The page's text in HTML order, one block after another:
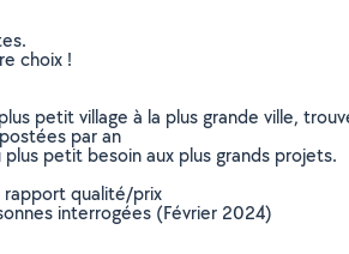
choix !
petit village à la plus grande ville,
par an
petit besoin aux plus grands projets.
rapport qualité/prix
interrogées (Février 2024)